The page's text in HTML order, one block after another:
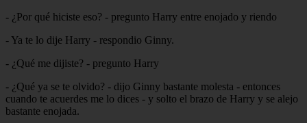
- ¿Por qué hiciste eso? - pregunto Harry entre enojado y riendo
- Ya te lo dije Harry - respondio Ginny.
- ¿Qué me dijiste? - pregunto Harry
- ¿Qué ya se te olvido? - dijo Ginny bastante molesta - entonces
cuando te acuerdes me lo dices - y solto el brazo de Harry y se alejo
bastante enojada.